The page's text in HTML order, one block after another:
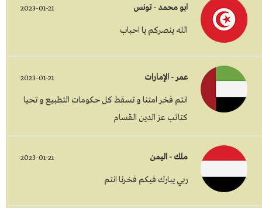
ابو محمد - تونس 2023-01-21
الله ينصركم يا احباب
عمر - الإمارات 2023-01-21
انتم فخر امتنا و تسقط كل حكومات التطبيع و تحيا
كتائب عز الدين القسام
ملك - اليمن 2023-01-21
ربي يبارك فيكم فخرنا انتم